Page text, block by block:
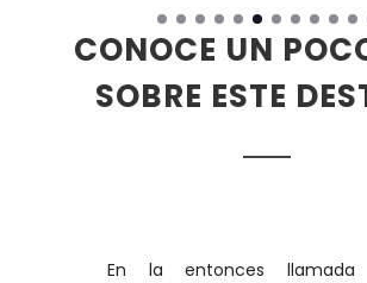
CONOCE UN
SOBRE ESTE
En la entonces llamada